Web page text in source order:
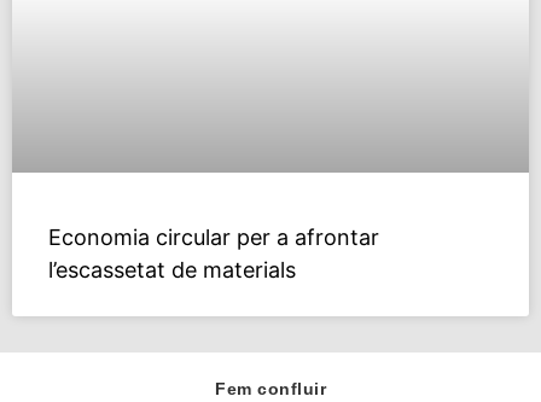
Economia circular per a afrontar
l’escassetat de materials
Fem confluir